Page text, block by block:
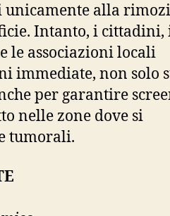
alla
Intanto, i cittadini,
le associazioni locali
immediate, non solo
per garantire
nelle zone dove si
tumorali.